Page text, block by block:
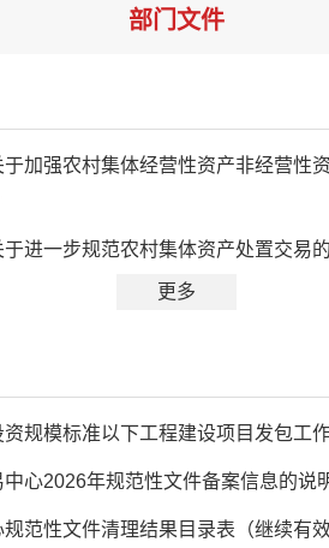
部门文件
加强农村集体经营性资产非经营性
进一步规范农村集体资产处置交易
更多
规模标准以下工程建设项目发包工
心2026年规范性文件备案信息的说
范性文件清理结果目录表（继续有